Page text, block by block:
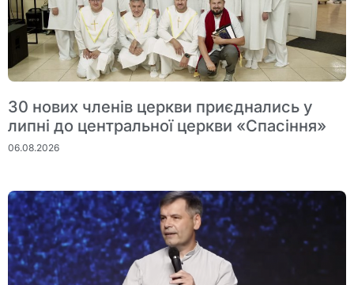
30 нових членів церкви приєднались у
липні до центральної церкви «Спасіння»
06.08.2026